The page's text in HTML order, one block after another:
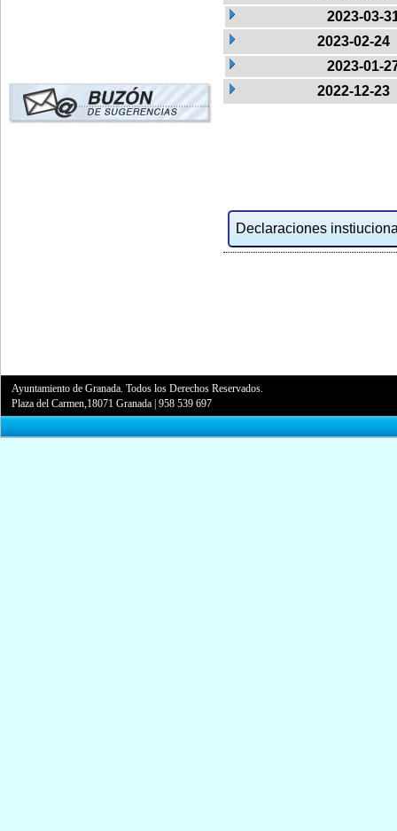
2023-03-
2023-02-24
2023-01-
2022-12-23
Declaraciones
Ayuntamiento de Granada. Todos los Derechos Reservados.
Plaza del Carmen,18071 Granada |958 539 697